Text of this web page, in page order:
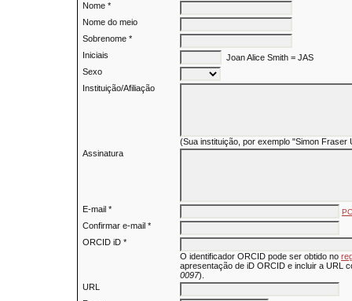
Nome *
Nome do meio
Sobrenome *
Iniciais
Joan Alice Smith = JAS
Sexo
Instituição/Afiliação
(Sua instituição, por exemplo "Simon Fraser
Assinatura
E-mail *
Confirmar e-mail *
ORCID iD *
O identificador ORCID pode ser obtido no
apresentação de iD ORCID e incluir a URL
0097).
URL